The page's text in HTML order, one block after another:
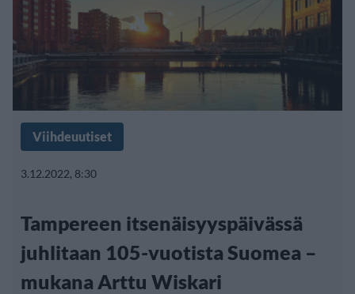
Viihdeuutiset
3.12.2022, 8:30
Tampereen itsenäisyyspäivässä
juhlitaan 105-vuotista Suomea –
mukana Arttu Wiskari